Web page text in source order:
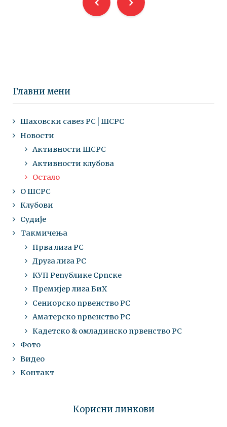
Главни мени
Шаховски савез РС│ШСРС
Новости
Активности ШСРС
Активности клубова
Остало
О ШСРС
Клубови
Судије
Такмичења
Прва лига РС
Друга лига РС
КУП Републике Српске
Премијер лига БиХ
Сениорско првенство РС
Аматерско првенство РС
Кадетско & омладинско првенство РС
Фото
Видео
Контакт
Корисни линкови